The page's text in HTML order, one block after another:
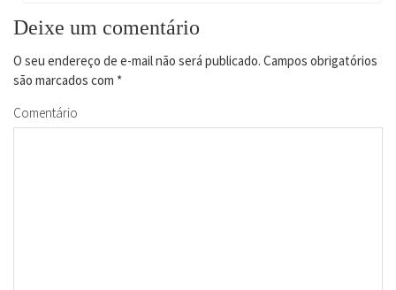
Deixe um comentário
O seu endereço de e-mail não será publicado. Campos obrigatórios
são marcados com *
Comentário